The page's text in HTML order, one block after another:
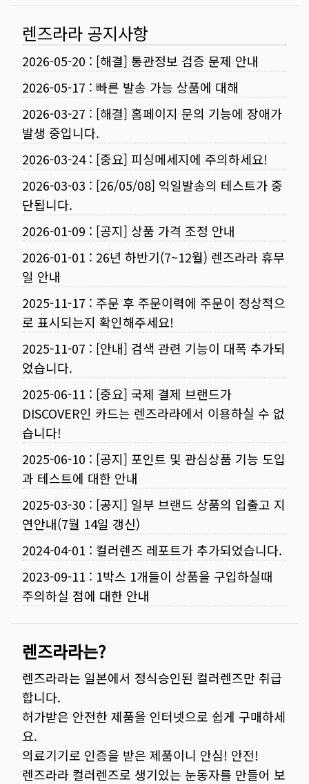
렌즈라라 공지사항
2026-05-20 : [해결] 통관정보 검증 문제 안내
2026-05-17 : 빠른 발송 가능 상품에 대해
2026-03-27 : [해결] 홈페이지 문의 기능에 장애가
발생 중입니다.
2026-03-24: [중요] 피싱메세지에 주의하세요!
2026-03-03 : [26/05/08] 익일발송의 테스트가 중
단됩니다.
2026-01-09 : [공지] 상품 가격 조정 안내
2026-01-01 : 26년 하반기(7~12월) 렌즈라라 휴무
일 안내
2025-11-17 : 주문 후 주문이력에 주문이 정상적으
로 표시되는지 확인해주세요!
2025-11-07 : [안내] 검색 관련 기능이 대폭 추가되
었습니다.
2025-06-11 : [중요] 국제 결제 브랜드가
DISCOVER인 카드는 렌즈라라에서 이용하실 수 없
습니다!
2025-06-10 : [공지] 포인트 및 관심상품 기능 도입
과 테스트에 대한 안내
2025-03-30 : [공지] 일부 브랜드 상품의 입출고 지
연안내(7월 14일 갱신)
2024-04-01 : 컬러렌즈 레포트가 추가되었습니다.
2023-09-11 : 1박스 1개들이 상품을 구입하실때
주의하실 점에 대한 안내
렌즈라라는?
렌즈라라는 일본에서 정식승인된 컬러렌즈만 취급
합니다.
허가받은 안전한 제품을 인터넷으로 쉽게 구매하세
요.
의료기기로 인증을 받은 제품이니 안심! 안전!
렌즈라라 컬러렌즈로 생기있는 눈동자를 만들어 보